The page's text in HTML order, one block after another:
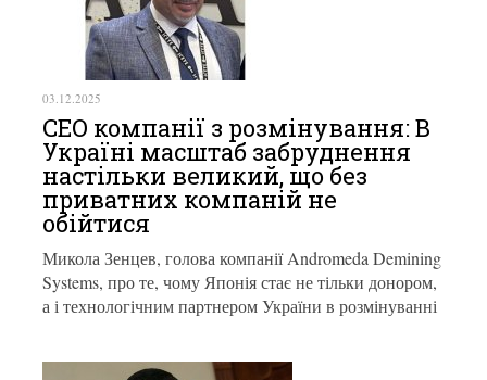
03.12.2025
CEO компанії з розмінування: В
Україні масштаб забруднення
настільки великий, що без
приватних компаній не
обійтися
Микола Зенцев, голова компанії Andromeda Demining
Systems, про те, чому Японія стає не тільки донором,
а і технологічним партнером України в розмінуванні